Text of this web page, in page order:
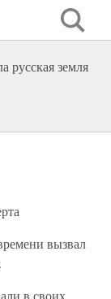
русская земля
вызвал
в своих